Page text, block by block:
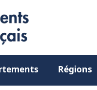
Régions